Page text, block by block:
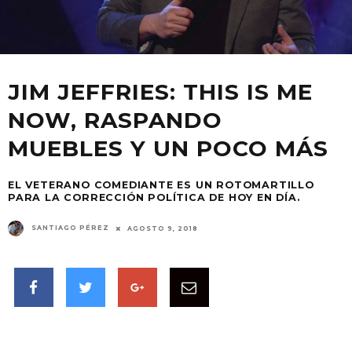
JIM JEFFRIES: THIS IS ME
NOW, RASPANDO
MUEBLES Y UN POCO MÁS
EL VETERANO COMEDIANTE ES UN ROTOMARTILLO
PARA LA CORRECCIÓN POLÍTICA DE HOY EN DÍA.
SANTIAGO PÉREZ AGOSTO 9, 2018